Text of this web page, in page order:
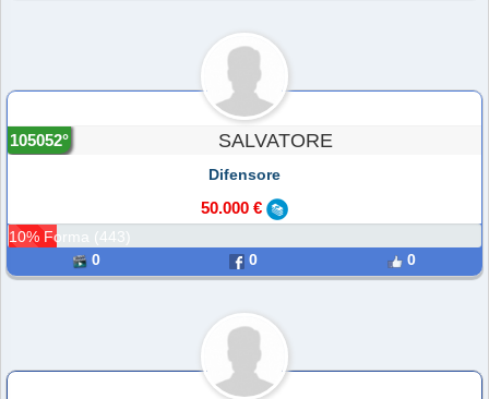
SALVATORE
105052°
Difensore
50.000 €
10% Forma (443)
0
0 0